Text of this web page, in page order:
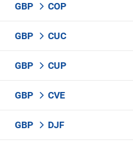
GBP COP
GBP CUC
GBP CUP
GBP CVE
GBP DJF